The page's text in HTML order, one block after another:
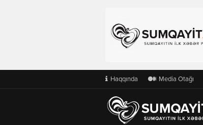
Haqqında Media Otağı